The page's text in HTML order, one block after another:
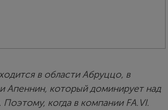
в области Абруццо, в
Апеннин, который доминирует над
когда в компании FА.VI.